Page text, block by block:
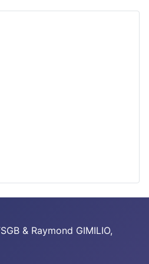
& Raymond GIMILIO,